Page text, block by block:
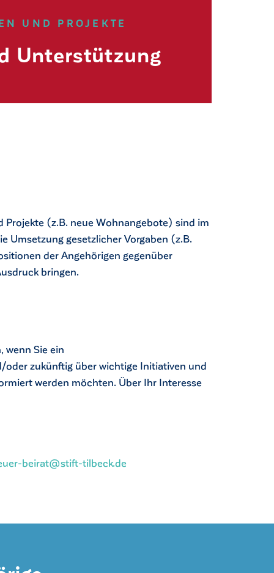
UND PROJEKTE
Unterstützung
Projekte (z.B. neue Wohnangebote) sind im
Umsetzung gesetzlicher Vorgaben (z.B.
der Angehörigen gegenüber
bringen.
wenn Sie ein
oder zukünftig über wichtige Initiativen und
werden möchten. Über Ihr Interesse
beirat@stift-tilbeck.de